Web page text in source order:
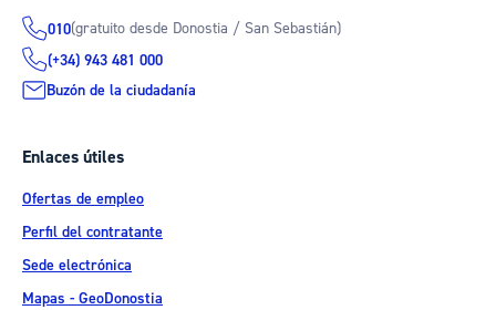
010(gratuito desde Donostia / San Sebastián)
(+34) 943 481 000
Buzón de la ciudadanía
Enlaces útiles
Ofertas de empleo
Perfil del contratante
Sede electrónica
Mapas - GeoDonostia